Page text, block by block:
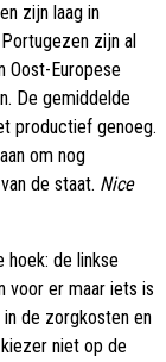
zijn laag in
zijn al
Oost-Europese
De gemiddelde
productief genoeg.
om nog
de staat. Nice
hoek: de linkse
voor er maar iets is
de zorgkosten en
niet op de